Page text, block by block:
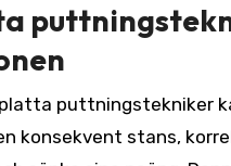
puttningstekniker
konsekvent stans,